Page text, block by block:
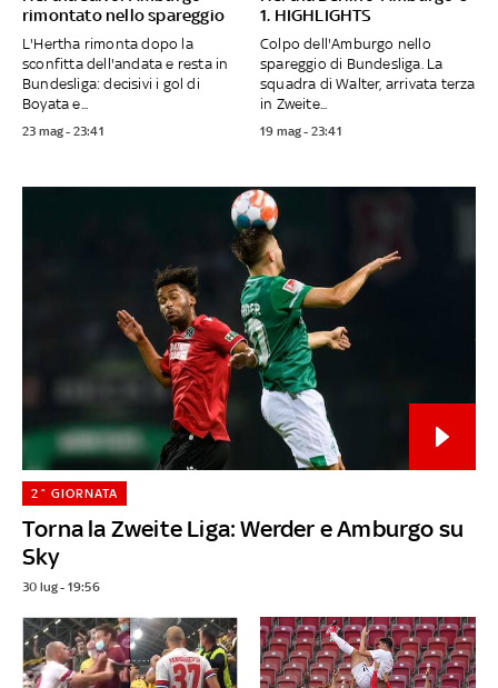
rimontato nello spareggio
L'Hertha rimonta dopo la
sconfitta dell'andata e resta in
Bundesliga: decisivi i gol di
Boyata e...
23 mag - 23:41
1. HIGHLIGHTS
Colpo dell'Amburgo nello
spareggio di Bundesliga. La
squadra di Walter, arrivata terza
in Zweite...
19 mag - 23:41
Torna la Zweite Liga: Werder e Amburgo su
Sky
2^ GIORNATA
30 lug - 19:56